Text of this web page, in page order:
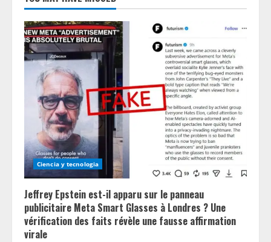
Ciencia y tecnologia
Jeffrey Epstein est-il apparu sur le panneau
publicitaire Meta Smart Glasses à Londres ? Une
vérification des faits révèle une fausse affirmation
virale